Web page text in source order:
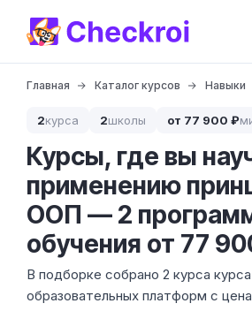
Главная Каталог курсов Навыки
2курса 2школы от 77 900 ₽
Курсы, где вы
применению
ООП — 2
обучения от 77
В подборке собрано 2 курса
образовательных платформ с